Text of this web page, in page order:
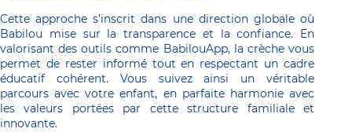
Cette approche s’inscrit dans une direction globale où
Babilou mise sur la transparence et la confiance. En
valorisant des outils comme BabilouApp, la crèche vous
permet de rester informé tout en respectant un cadre
éducatif cohérent. Vous suivez ainsi un véritable
parcours avec votre enfant, en parfaite harmonie avec
les valeurs portées par cette structure familiale et
innovante.